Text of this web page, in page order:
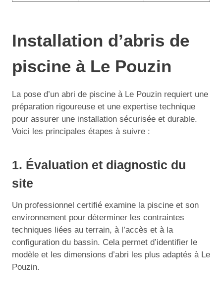
Installation d’abris de
piscine à Le Pouzin
La pose d’un abri de piscine à Le Pouzin requiert une
préparation rigoureuse et une expertise technique
pour assurer une installation sécurisée et durable.
Voici les principales étapes à suivre :
1. Évaluation et diagnostic du
site
Un professionnel certifié examine la piscine et son
environnement pour déterminer les contraintes
techniques liées au terrain, à l’accès et à la
configuration du bassin. Cela permet d’identifier le
modèle et les dimensions d’abri les plus adaptés à Le
Pouzin.